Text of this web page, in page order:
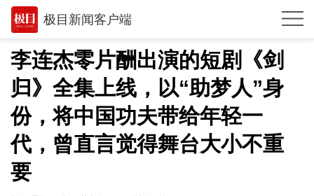
极目新闻客户端
推荐
体育
观点
时政
湖北
李连杰零片酬出演的短剧《剑
归》全集上线，以“助梦人”身
份，将中国功夫带给年轻一
代，曾直言觉得舞台大小不重
要